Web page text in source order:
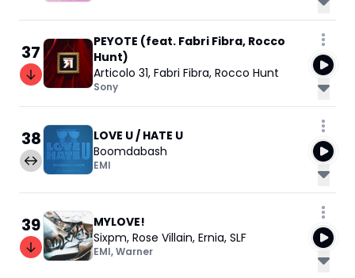
37
PEYOTE (feat. Fabri Fibra, Rocco
Hunt)
Articolo 31, Fabri Fibra, Rocco Hunt
Sony
38
LOVE U / HATE U
Boomdabash
EMI
39
MYLOVE!
Sixpm, Rose Villain, Ernia, SLF
EMI,Warner